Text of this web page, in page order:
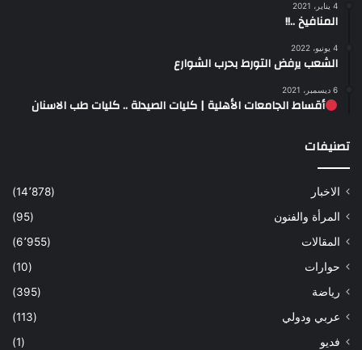
4 يناير، 2021
المنافيخ ..!!
4 يونيو، 2022
الشعب يرفض التورط بحرب الشوارع
6 ديسمبر، 2021
أقساط الجامعات الأهلية | كليات الصيدلة .. كليات طب الاسنان
تصنيفات
الاخبار
(14٬878)
المرأة والفنون
(95)
المقالات
(6٬955)
حوارات
(10)
رياضة
(395)
عربي ودولي
(113)
فديو
(1)